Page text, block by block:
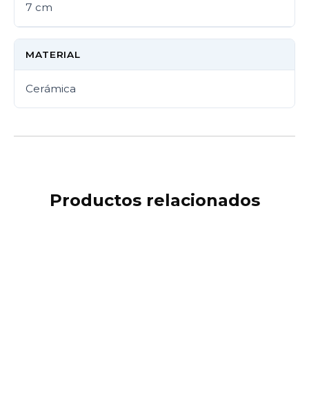
7 cm
MATERIAL
Cerámica
Productos relacionados